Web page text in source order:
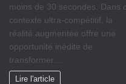
moins de 30 secondes. Dans
contexte ultra-compétitif, la
réalité augmentée offre une
opportunité inédite de
transformer…
Lire l'article